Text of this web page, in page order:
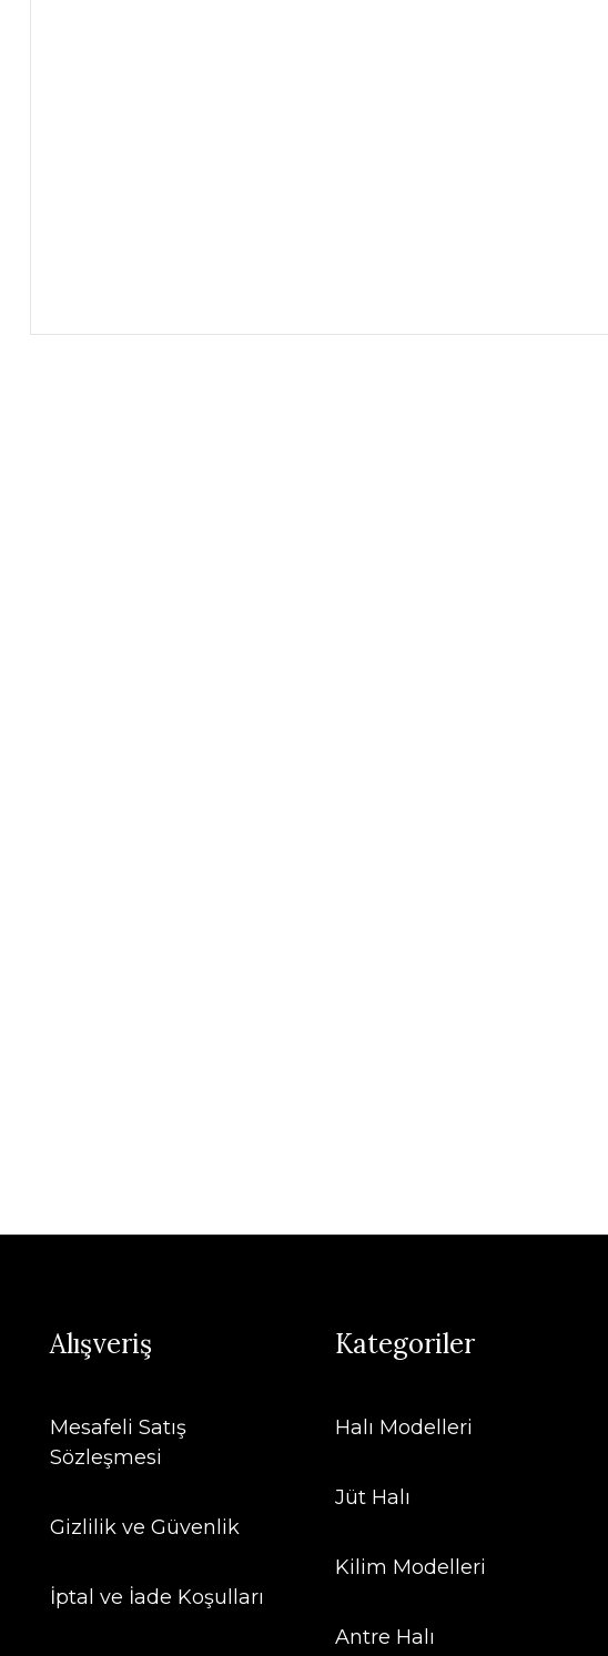
Alışveriş
Mesafeli Satış
Sözleşmesi
Gizlilik ve Güvenlik
İptal ve İade Koşulları
Kategoriler
Halı Modelleri
Jüt Halı
Kilim Modelleri
Antre Halı